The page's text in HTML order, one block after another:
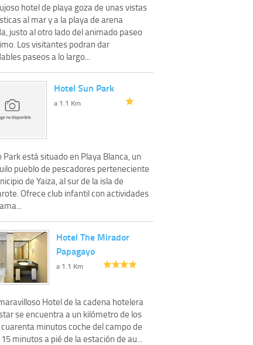
hotel de playa goza de unas vistas
al mar y a la playa de arena
justo al otro lado del animado paseo
Los visitantes podran dar
paseos a lo largo...
Hotel Sun Park
a 1.1 Km
Park está situado en Playa Blanca, un
pueblo de pescadores perteneciente
de Yaiza, al sur de la isla de
Ofrece club infantil con actividades
Hotel The Mirador
Papagayo
a 1.1 Km
Hotel de la cadena hotelera
se encuentra a un kilómetro de los
cuarenta minutos coche del campo de
minutos a pié de la estación de au...